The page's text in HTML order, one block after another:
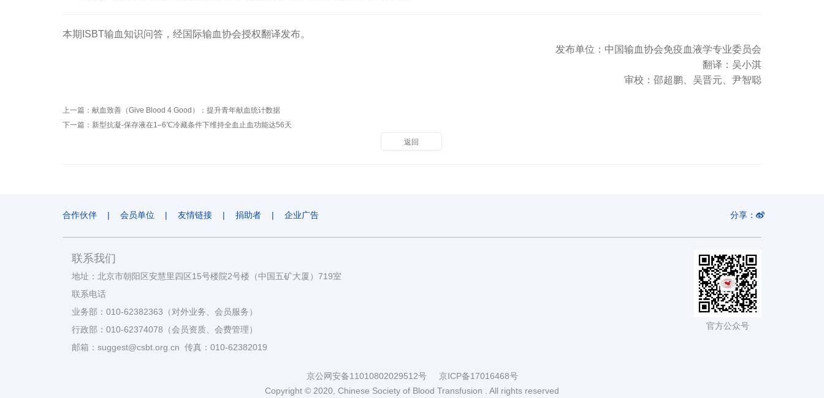
本期ISBT输血知识问答，经国际输血协会授权翻译发布。
发布单位：中国输血协会免疫血液学专业委员会
翻译：吴小淇
审校：邵超鹏、吴晋元、尹智聪
上一篇： 献血致善（Give Blood 4 Good）：提升青年献血统计数据
下一篇： 新型抗凝-保存液在1–6℃冷藏条件下维持全血止血功能达56天
返回
合作伙伴 | 会员单位 | 友情链接 | 捐助者 | 企业广告 分享：
联系我们
地址：北京市朝阳区安慧里四区15号楼院2号楼（中国五矿大厦）719室
联系电话
业务部：010-62382363（对外业务、会员服务）
行政部：010-62374078（会员资质、会费管理）
邮箱：suggest@csbt.org.cn 传真：010-62382019
官方公众号
京公网安备11010802029512号 京ICP备17016468号
Copyright © 2020, Chinese Society of Blood Transfusion . All rights reserved